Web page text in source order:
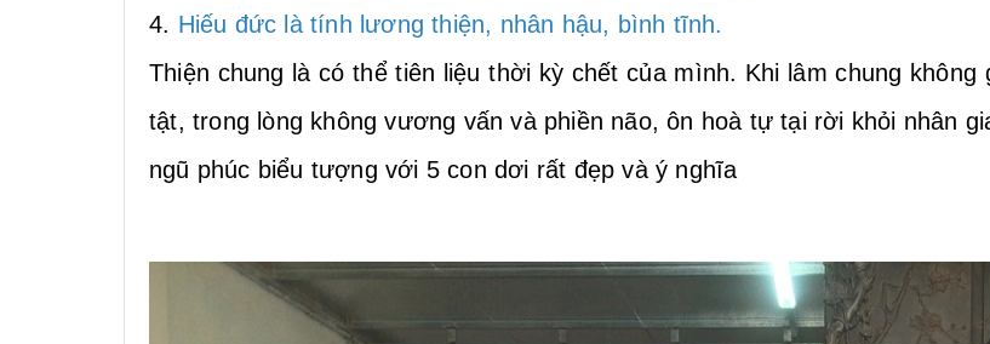
4. Hiếu đức là tính lương thiện, nhân hậu, bình tĩnh.
Thiện chung là có thể tiên liệu thời kỳ chết của mình. Khi lâm chung
tật, trong lòng không vương vấn và phiền não, ôn hoà tự tại rời khỏi nhân
ngũ phúc biểu tượng với 5 con dơi rất đẹp và ý nghĩa